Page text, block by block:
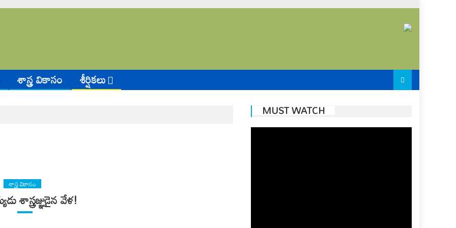
శాస్త్ర వికాసం శీర్షికలు
శాస్త్ర వికాసం
శాస్త్రజ్ఞుడైన వేళ!
MUST WATCH